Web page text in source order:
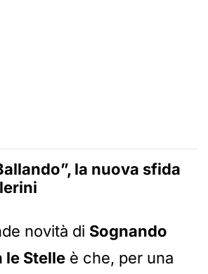
la nuova sfida
novità di Sognando
le Stelle è che, per una